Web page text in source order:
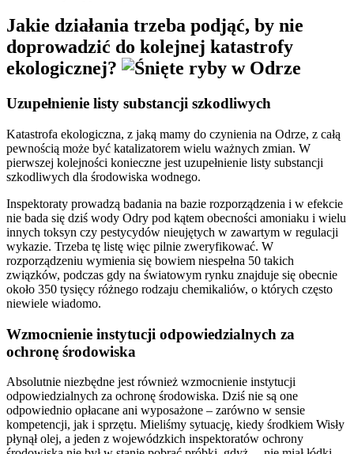
Jakie działania trzeba podjąć, by nie
doprowadzić do kolejnej katastrofy
ekologicznej?
Uzupełnienie listy substancji szkodliwych
Katastrofa ekologiczna, z jaką mamy do czynienia na Odrze, z całą
pewnością może być katalizatorem wielu ważnych zmian. W
pierwszej kolejności konieczne jest uzupełnienie listy substancji
szkodliwych dla środowiska wodnego.
Inspektoraty prowadzą badania na bazie rozporządzenia i w efekcie
nie bada się dziś wody Odry pod kątem obecności amoniaku i wielu
innych toksyn czy pestycydów nieujętych w zawartym w regulacji
wykazie. Trzeba tę listę więc pilnie zweryfikować. W
rozporządzeniu wymienia się bowiem niespełna 50 takich
związków, podczas gdy na światowym rynku znajduje się obecnie
około 350 tysięcy różnego rodzaju chemikaliów, o których często
niewiele wiadomo.
Wzmocnienie instytucji odpowiedzialnych za
ochronę środowiska
Absolutnie niezbędne jest również wzmocnienie instytucji
odpowiedzialnych za ochronę środowiska. Dziś nie są one
odpowiednio opłacane ani wyposażone – zarówno w sensie
kompetencji, jak i sprzętu. Mieliśmy sytuację, kiedy środkiem Wisły
płynął olej, a jeden z wojewódzkich inspektoratów ochrony